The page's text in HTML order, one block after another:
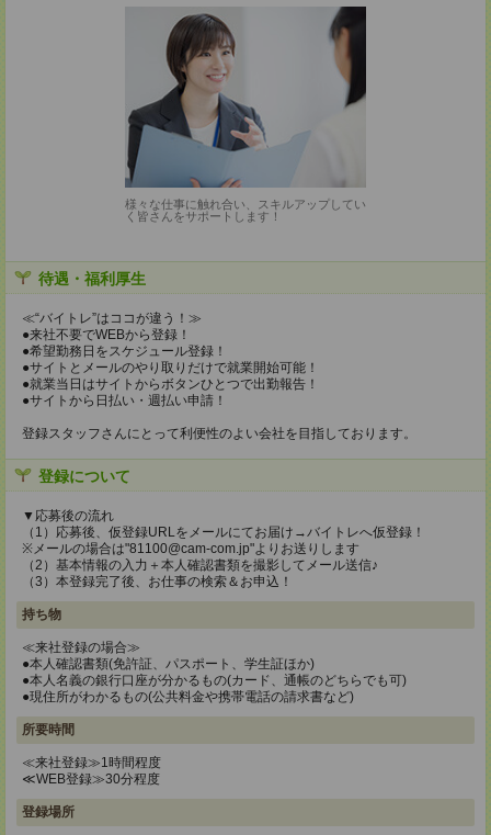
様々な仕事に触れ合い、スキルアップしてい
く皆さんをサポートします！
待遇・福利厚生
≪“バイトレ”はココが違う！≫
●来社不要でWEBから登録！
●希望勤務日をスケジュール登録！
●サイトとメールのやり取りだけで就業開始可能！
●就業当日はサイトからボタンひとつで出勤報告！
●サイトから日払い・週払い申請！
登録スタッフさんにとって利便性のよい会社を目指しております。
登録について
▼応募後の流れ
（1）応募後、仮登録URLをメールにてお届け→バイトレへ仮登録！
※メールの場合は"81100@cam-com.jp"よりお送りします
（2）基本情報の入力＋本人確認書類を撮影してメール送信♪
（3）本登録完了後、お仕事の検索＆お申込！
持ち物
≪来社登録の場合≫
●本人確認書類(免許証、パスポート、学生証ほか)
●本人名義の銀行口座が分かるもの(カード、通帳のどちらでも可)
●現住所がわかるもの(公共料金や携帯電話の請求書など)
所要時間
≪来社登録≫1時間程度
≪WEB登録≫30分程度
登録場所